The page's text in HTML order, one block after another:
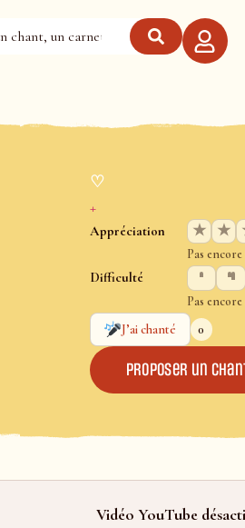
♡
+
Appréciation ★ ★
Pas
Difficulté
Pas
J’ai chanté
0
Proposer un
Vidéo YouTube